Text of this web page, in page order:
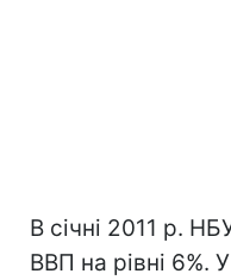
В січні 2011 р.
ВВП на рівні 6%.